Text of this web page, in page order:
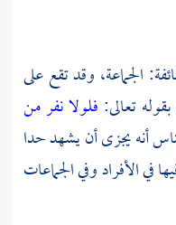
الجماعة، وقد تقع على
تعالى: فلولا نفر من
أنه يجزى أن يشهد حدا
في الأفراد وفي الجماعات